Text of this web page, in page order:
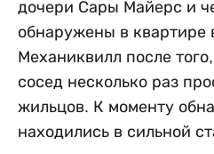
дочери Сары Майерс и
обнаружены в квартире
Механиквилл после
сосед несколько раз
жильцов. К моменту
находились в сильной